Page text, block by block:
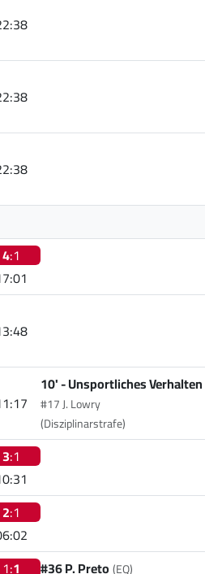
4:1
10' -Unsportliches Verhalten
#17 J. Lowry
(Disziplinarstrafe)
3:1
2:1
1:1 #36 P. Preto(EQ)